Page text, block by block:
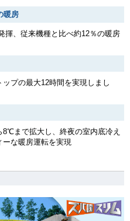
暖房
、従来機種と比べ約12％の暖房
プの最大12時間を実現しまし
まで拡大し、終夜の室内底冷え
な暖房運転を実現